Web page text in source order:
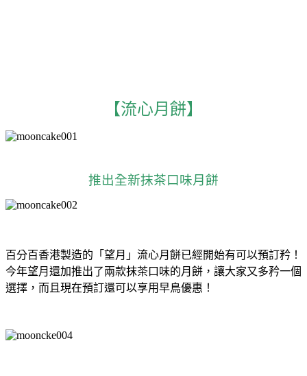
【流心月餅】
推出全新抹茶口味月餅
百分百香港製造的「望月」流心月餅已經開始有可以預訂矜！
今年望月還加推出了兩款抹茶口味的月餅，讓大家又多矜一個
選擇，而且現在預訂還可以享用早鳥優惠！